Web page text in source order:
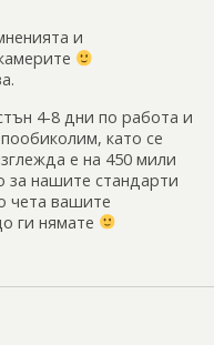
и
4-8 дни по работа и
като се
е на 450 мили
за нашите стандарти
чета вашите
ги нямате